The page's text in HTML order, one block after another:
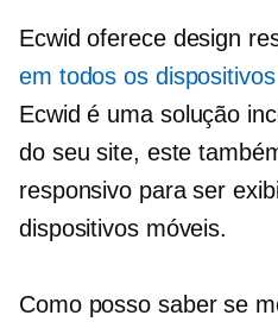
Ecwid oferece design
em todos os
Ecwid é uma solução
do seu site, este
responsivo para ser
dispositivos móveis.
Como posso saber se